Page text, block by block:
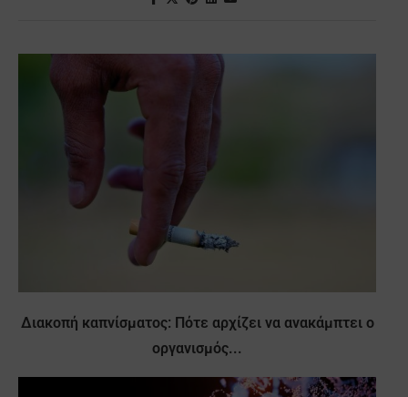
Διακοπή καπνίσματος: Πότε αρχίζει να ανακάμπτει ο
οργανισμός...